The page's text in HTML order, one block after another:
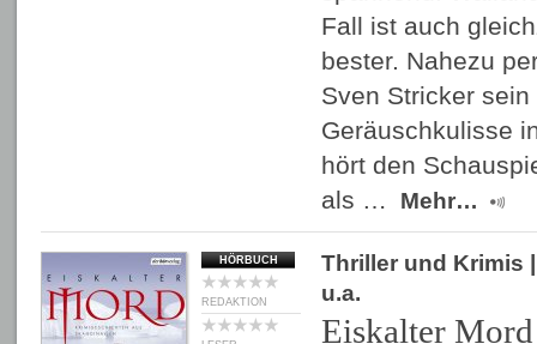
Fall ist auch
bester. Nahezu
Sven Stricker
Geräuschkulisse
hört den
als …
Mehr…
HÖRBUCH
REDAKTION
Thriller und Krimis
u.a.
Eiskalter Mord